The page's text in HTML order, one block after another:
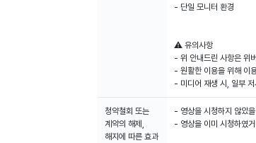
- 단일 모니터 환경
⚠️ 유의사항
- 위 안내드린 사항은 위
- 원활한 이용을 위해 이
청약철회 또는
계약의 해제,
해지에 따른 효과
- 영상을 시청하지 않았
- 영상을 이미 시청하였